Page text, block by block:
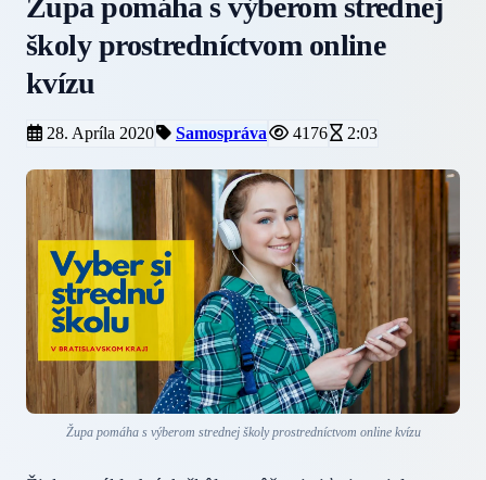
Župa pomáha s výberom strednej
školy prostredníctvom online
kvízu
28. Apríla 2020 Samospráva 4176 2:03
Župa pomáha s výberom strednej školy prostredníctvom online kvízu